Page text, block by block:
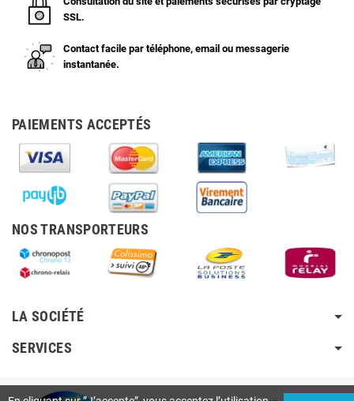
SSL.
Contact facile par téléphone, email ou messagerie
instantanée.
PAIEMENTS ACCEPTÉS
NOS TRANSPORTEURS
LA SOCIÉTÉ
SERVICES